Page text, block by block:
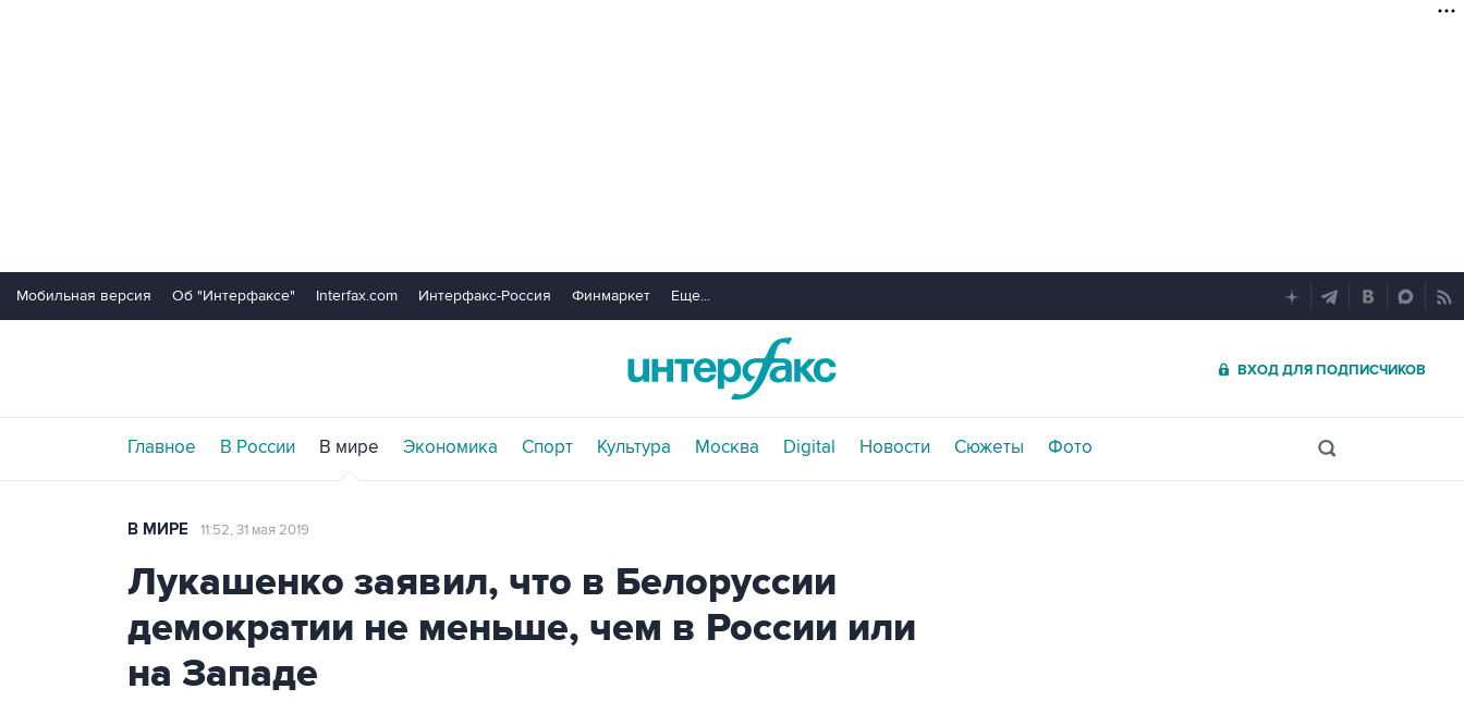
Мобильная версия Об "Интерфаксе" Interfax.com Интерфакс-Россия Финмаркет Еще...
ВХОД ДЛЯ ПОДПИСЧИКОВ
Главное В России В мире Экономика Спорт Культура Москва Digital Новости Сюжеты Фото
В МИРЕ 11:52, 31 мая 2019
Лукашенко заявил, что в Белоруссии
демократии не меньше, чем в России или
на Западе